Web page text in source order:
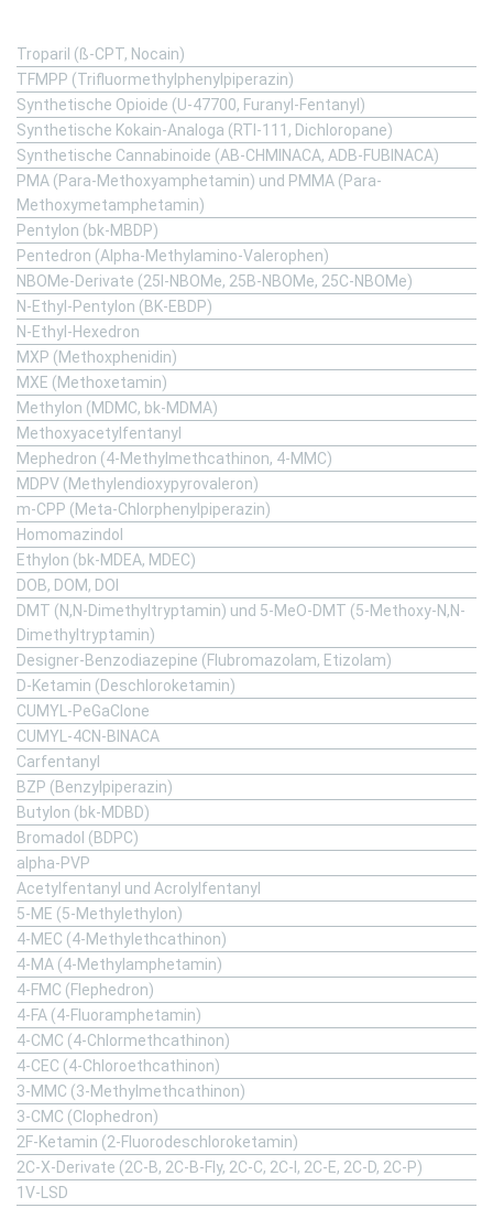
Troparil (ß-CPT, Nocain)
TFMPP (Trifluormethylphenylpiperazin)
Synthetische Opioide (U-47700, Furanyl-Fentanyl)
Synthetische Kokain-Analoga (RTI-111, Dichloropane)
Synthetische Cannabinoide (AB-CHMINACA, ADB-FUBINACA)
PMA (Para-Methoxyamphetamin) und PMMA (Para-
Methoxymetamphetamin)
Pentylon (bk-MBDP)
Pentedron (Alpha-Methylamino-Valerophen)
NBOMe-Derivate (25I-NBOMe, 25B-NBOMe, 25C-NBOMe)
N-Ethyl-Pentylon (BK-EBDP)
N-Ethyl-Hexedron
MXP (Methoxphenidin)
MXE (Methoxetamin)
Methylon (MDMC, bk-MDMA)
Methoxyacetylfentanyl
Mephedron (4-Methylmethcathinon, 4-MMC)
MDPV (Methylendioxypyrovaleron)
m-CPP (Meta-Chlorphenylpiperazin)
Homomazindol
Ethylon (bk-MDEA, MDEC)
DOB, DOM, DOI
DMT (N,N-Dimethyltryptamin) und 5-MeO-DMT (5-Methoxy-N,N-
Dimethyltryptamin)
Designer-Benzodiazepine (Flubromazolam, Etizolam)
D-Ketamin (Deschloroketamin)
CUMYL-PeGaClone
CUMYL-4CN-BINACA
Carfentanyl
BZP (Benzylpiperazin)
Butylon (bk-MDBD)
Bromadol (BDPC)
alpha-PVP
Acetylfentanyl und Acrolylfentanyl
5-ME (5-Methylethylon)
4-MEC (4-Methylethcathinon)
4-MA (4-Methylamphetamin)
4-FMC (Flephedron)
4-FA (4-Fluoramphetamin)
4-CMC (4-Chlormethcathinon)
4-CEC (4-Chloroethcathinon)
3-MMC (3-Methylmethcathinon)
3-CMC (Clophedron)
2F-Ketamin (2-Fluorodeschloroketamin)
2C-X-Derivate (2C-B, 2C-B-Fly, 2C-C, 2C-I, 2C-E, 2C-D, 2C-P)
1V-LSD